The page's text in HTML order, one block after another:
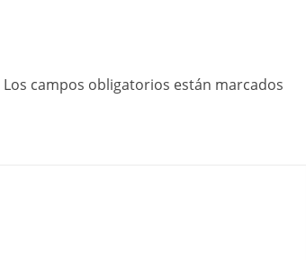
Los campos obligatorios están marcados